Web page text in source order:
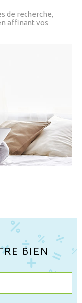
de recherche,
affinant vos
BIEN